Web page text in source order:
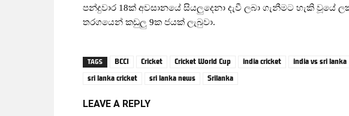
පන්දුවාර 18ක් අවසානයේ සියලුදෙනා දැවී ලබා ගැනීමට හැකි වූයේ
තරගයෙන් කඩුලු 9ක ජයක් ලැබුවා.
TAGS BCCI Cricket Cricket World Cup india cricket india vs sri lanka
sri lanka cricket
sri lanka news Srilanka
LEAVE A REPLY